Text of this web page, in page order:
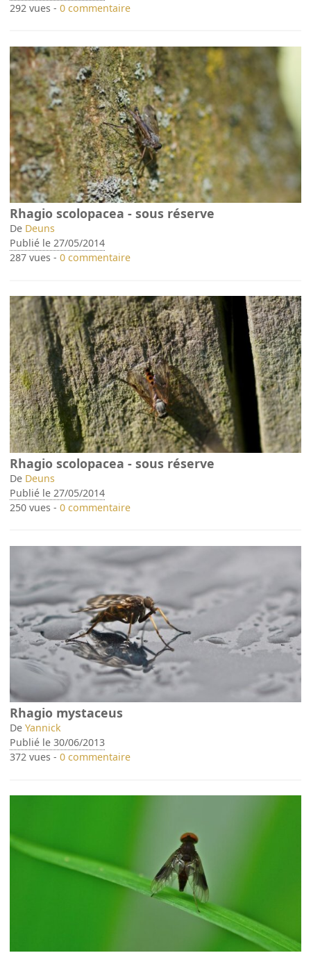
292 vues -0 commentaire
Rhagio scolopacea - sous réserve
De Deuns
Publié le 27/05/2014
287 vues -0 commentaire
Rhagio scolopacea - sous réserve
De Deuns
Publié le 27/05/2014
250 vues -0 commentaire
Rhagio mystaceus
DeYannick
Publié le 30/06/2013
372 vues -0 commentaire